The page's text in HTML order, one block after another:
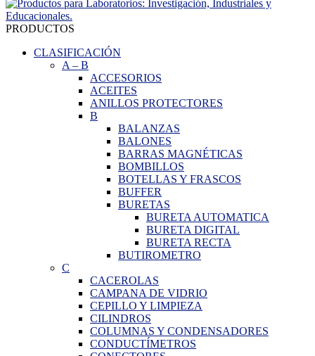
PRODUCTOS
CLASIFICACIÓN
A – B
ACCESORIOS
ACEITES
ANILLOS PROTECTORES
B
BALANZAS
BALONES
BARRAS MAGNÉTICAS
BOMBILLOS
BOTELLAS Y FRASCOS
BUFFER
BURETAS
BURETA AUTOMATICA
BURETA DIGITAL
BURETA RECTA
BUTIROMETRO
C
CACEROLAS
CAMPANA DE VIDRIO
CEPILLO Y LIMPIEZA
CILINDROS
COLUMNAS Y CONDENSADORES
CONDUCTÍMETROS